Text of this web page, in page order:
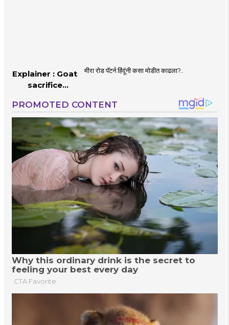
Explainer : Goat
sacrifice
Mumbai |
MahaMTB
मीरा रोड पॅटर्न हिंदूंनी कसा मोडीत काढला?..